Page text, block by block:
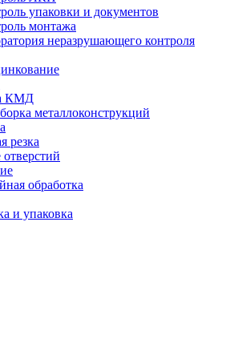
упаковки и документов
монтажа
неразрушающего контроля
КМД
металлоконструкций
резка
обработка
и упаковка